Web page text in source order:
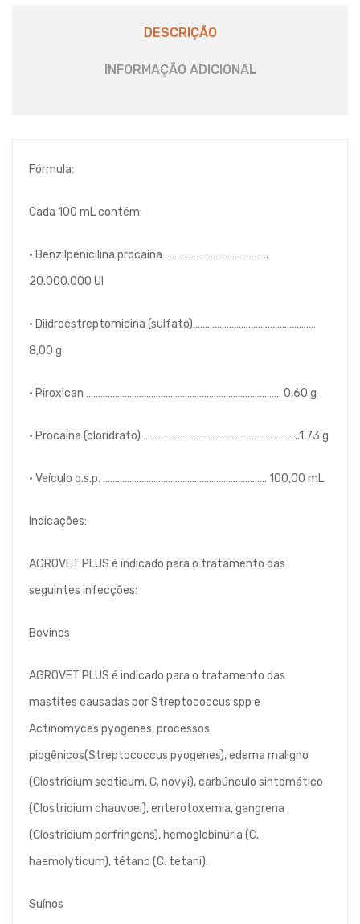
DESCRIÇÃO
INFORMAÇÃO ADICIONAL
Fórmula:
Cada 100 mL contém:
• Benzilpenicilina procaína …………………………………….
20.000.000 UI
• Diidroestreptomicina (sulfato)……………………………………………
8,00 g
• Piroxican ……………………………………………………………………… 0,60 g
• Procaína (cloridrato) ………………………………………………………..1,73 g
• Veículo q.s.p. ………………………………………………………….. 100,00 mL
Indicações:
AGROVET PLUS é indicado para o tratamento das
seguintes infecções:
Bovinos
AGROVET PLUS é indicado para o tratamento das
mastites causadas por Streptococcus spp e
Actinomyces pyogenes, processos
piogênicos(Streptococcus pyogenes), edema maligno
(Clostridium septicum, C. novyi), carbúnculo sintomático
(Clostridium chauvoei), enterotoxemia, gangrena
(Clostridium perfringens), hemoglobinúria (C.
haemolyticum), tétano (C. tetani).
Suínos